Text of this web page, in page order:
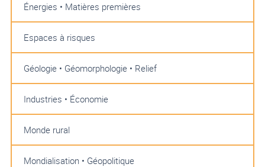
Énergies • Matières premières
Espaces à risques
Géologie • Géomorphologie • Relief
Industries • Économie
Monde rural
Mondialisation • Géopolitique